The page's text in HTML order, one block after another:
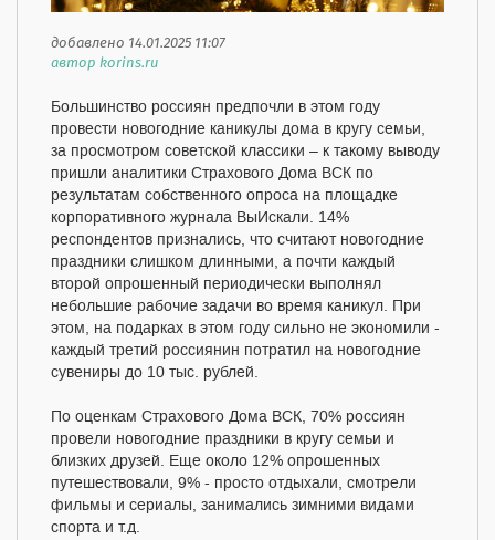
добавлено 14.01.2025 11:07
автор korins.ru
Большинство россиян предпочли в этом году
провести новогодние каникулы дома в кругу семьи,
за просмотром советской классики – к такому выводу
пришли аналитики Страхового Дома ВСК по
результатам собственного опроса на площадке
корпоративного журнала ВыИскали. 14%
респондентов признались, что считают новогодние
праздники слишком длинными, а почти каждый
второй опрошенный периодически выполнял
небольшие рабочие задачи во время каникул. При
этом, на подарках в этом году сильно не экономили -
каждый третий россиянин потратил на новогодние
сувениры до 10 тыс. рублей.
По оценкам Страхового Дома ВСК, 70% россиян
провели новогодние праздники в кругу семьи и
близких друзей. Еще около 12% опрошенных
путешествовали, 9% - просто отдыхали, смотрели
фильмы и сериалы, занимались зимними видами
спорта и т.д.